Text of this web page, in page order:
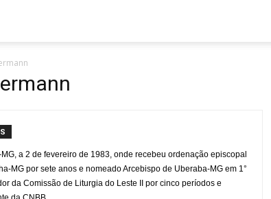
a 2 de fevereiro de 1983, onde recebeu ordenação episcopal
MG por sete anos e nomeado Arcebispo de Uberaba-MG em 1°
da Comissão de Liturgia do Leste II por cinco períodos e